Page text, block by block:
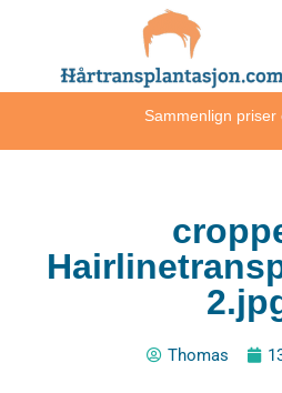
Sammenlign priser
Thomas